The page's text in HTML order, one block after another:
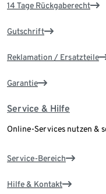
14 Tage Rückgaberecht
Gutschrift
Reklamation / Ersatzteile
Garantie
Service & Hilfe
Online-Services nutzen &
Service-Bereich
Hilfe & Kontakt